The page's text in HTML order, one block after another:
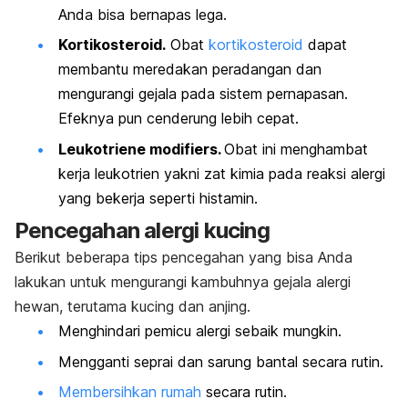
Anda bisa bernapas lega.
Kortikosteroid. Obat kortikosteroid dapat
membantu meredakan peradangan dan
mengurangi gejala pada sistem pernapasan.
Efeknya pun cenderung lebih cepat.
Leukotriene modifiers.Obat ini menghambat
kerja leukotrien yakni zat kimia pada reaksi alergi
yang bekerja seperti histamin.
Pencegahan alergi kucing
Berikut beberapa tips pencegahan yang bisa Anda
lakukan untuk mengurangi kambuhnya gejala alergi
hewan, terutama kucing dan anjing.
Menghindari pemicu alergi sebaik mungkin.
Mengganti seprai dan sarung bantal secara rutin.
Membersihkan rumah secara rutin.